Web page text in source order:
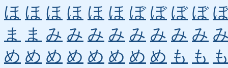
ほ ほ ほ ほ ほ ほ ぼ ぼ ぼ ぼ
ま
ま み み み み み み み み
め め め め め め め め も も